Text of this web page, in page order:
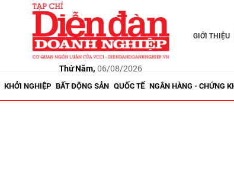
Thứ Năm, 06/08/2026
GIỚI THIỆU
KHỞI NGHIỆP BẤT ĐỘNG SẢN QUỐC TẾ NGÂN HÀNG - CHỨNG